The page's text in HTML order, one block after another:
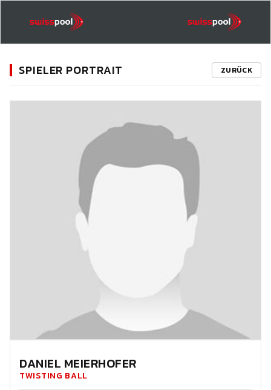
SPIELER PORTRAIT ZURÜCK
DANIEL MEIERHOFER
TWISTING BALL